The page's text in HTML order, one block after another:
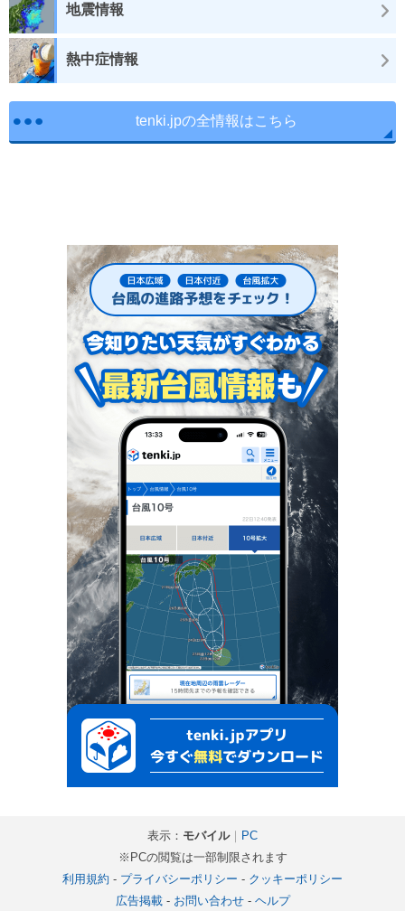
地震情報
熱中症情報
tenki.jpの全情報はこちら
表示： モバイル｜ PC
※PCの閲覧は一部制限されます
利用規約 - プライバシーポリシー - クッキーポリシー
広告掲載- お問い合わせ- ヘルプ